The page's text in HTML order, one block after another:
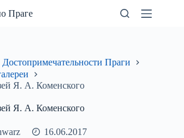
Праге
Достопримечательности Праги
Я. А. Коменского
Я. А. Коменского
16.06.2017